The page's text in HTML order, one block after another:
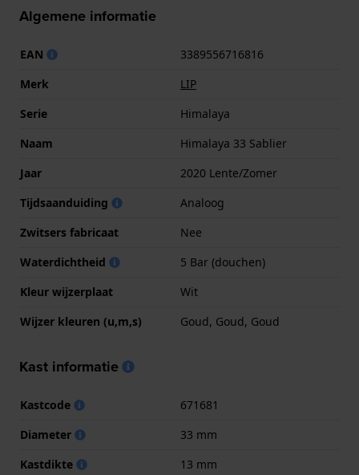
Algemene informatie
EAN
3389556716816
Merk
LIP
Serie
Himalaya
Naam
Himalaya 33 Sablier
Jaar
2020 Lente/Zomer
Tijdsaanduiding
Analoog
Zwitsers fabricaat
Nee
Waterdichtheid
5 Bar (douchen)
Kleur wijzerplaat
Wit
Wijzer kleuren (u,m,s)
Goud, Goud, Goud
Kast informatie
Kastcode
671681
Diameter
33 mm
Kastdikte
13 mm